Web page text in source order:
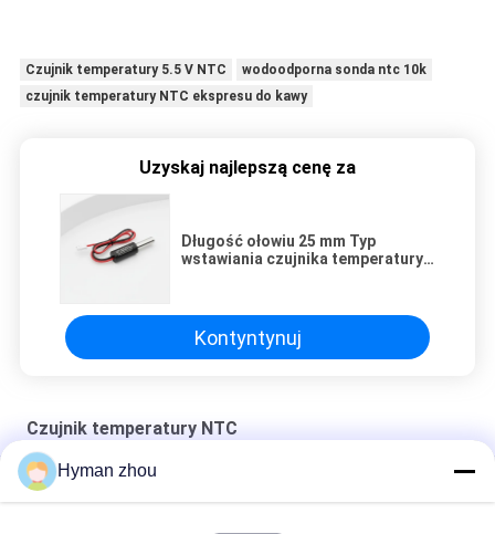
Czujnik temperatury 5.5 V NTC
wodoodporna sonda ntc 10k
czujnik temperatury NTC ekspresu do kawy
Uzyskaj najlepszą cenę za
Długość ołowiu 25 mm Typ
wstawiania czujnika temperatury
prądu AC zapewniającymi
wykrywanie temperatury
Kontyntynuj
Czujnik temperatury NTC
Czujnik temperatury wody w samochodzie
Hyman zhou